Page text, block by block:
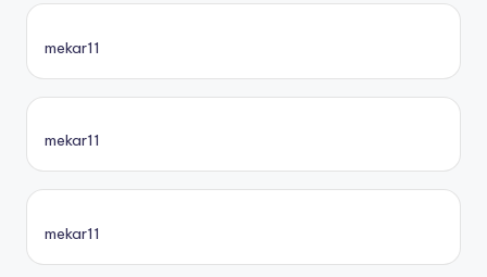
mekar11
mekar11
mekar11